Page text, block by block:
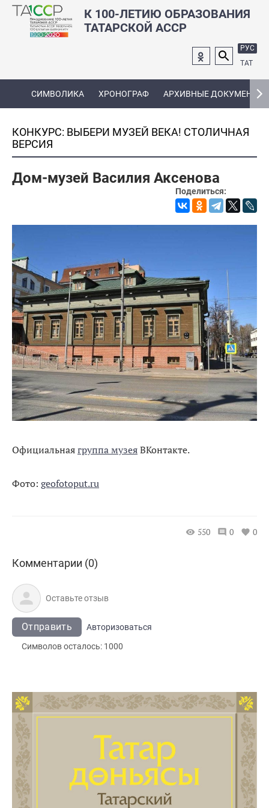
К 100-ЛЕТИЮ ОБРАЗОВАНИЯ
ТАТАРСКОЙ АССР
РУС
ТАТ
СИМВОЛИКА ХРОНОГРАФ АРХИВНЫЕ ДОКУМЕНТЫ
КОНКУРС: ВЫБЕРИ МУЗЕЙ ВЕКА! СТОЛИЧНАЯ
ВЕРСИЯ
Дом-музей Василия Аксенова
Поделиться:
Официальнаягруппа музеяВКонтакте.
Фото: geofotoput.ru
550 0 0
Комментарии (0)
Отправить
Авторизоваться
Символов осталось: 1000